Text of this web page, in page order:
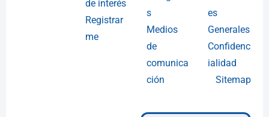
de interés
Registrar
me
s
Medios
de
comunica
ción
es
Generales
Confidenc
ialidad
Sitemap